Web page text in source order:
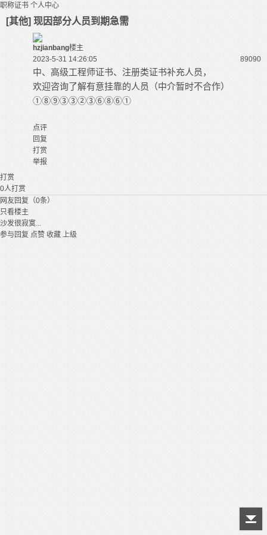
职称证书 个人中心
[其他] 现因部分人员到期急需
hzjianbang楼主
2023-5-31 14:26:05
89090
中、高级工程师证书、注册类证书补充人员，
欢迎咨询了解有意挂靠的人员（中介暂时不合作）
①⑧⑨③③②③⑥⑧⑥①
点评
回复
打赏
举报
打赏
0人打赏
网友回复（0条）
只看楼主
沙发很寂寞...
参与回复 点赞 收藏 上级